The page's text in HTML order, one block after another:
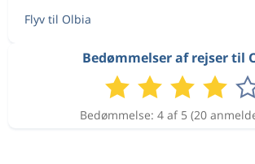
Flyv til Olbia
Bedømmelser af rejser til
Bedømmelse: 4 af 5 (20